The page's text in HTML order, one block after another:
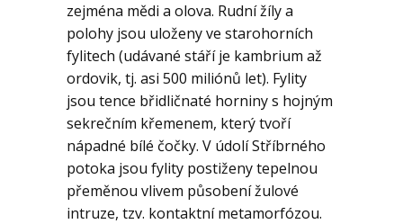
Geologie
Kontakt
zejména mědi a olova. Rudní žíly a
polohy jsou uloženy ve starohorních
fylitech (udávané stáří je kambrium až
ordovik, tj. asi 500 miliónů let). Fylity
jsou tence břidličnaté horniny s hojným
sekrečním křemenem, který tvoří
nápadné bílé čočky. V údolí Stříbrného
potoka jsou fylity postiženy tepelnou
přeměnou vlivem působení žulové
intruze, tzv. kontaktní metamorfózou.